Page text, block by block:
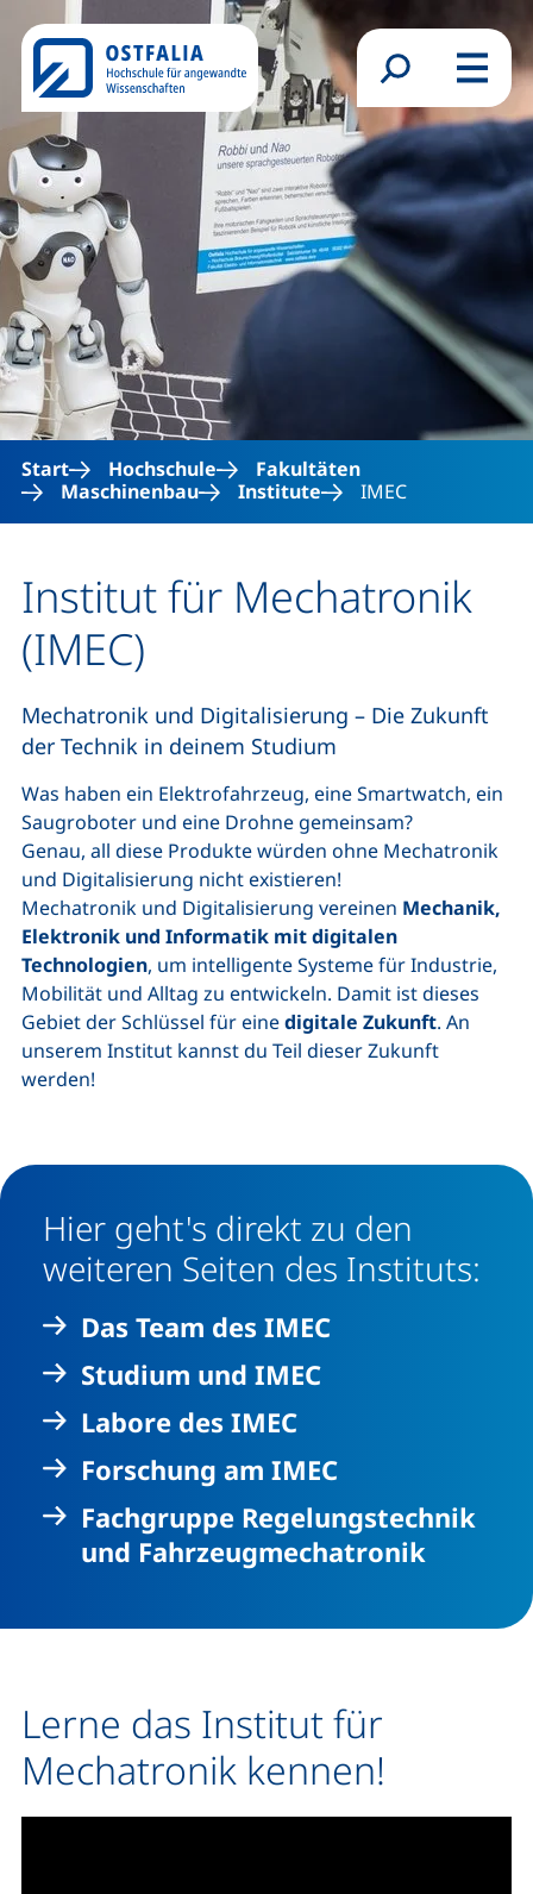
Direkt zum Inhalt
Suchformular
Menü
Start Hochschule
Fakultäten
Maschinenbau
Institute IMEC
Institut für Mechatronik
(IMEC)
Mechatronik und Digitalisierung – Die Zukunft
der Technik in deinem Studium
Was haben ein Elektrofahrzeug, eine Smartwatch, ein
Saugroboter und eine Drohne gemeinsam?
Genau, all diese Produkte würden ohne Mechatronik
und Digitalisierung nicht existieren!
Mechatronik und Digitalisierung vereinen Mechanik,
Elektronik und Informatik mit digitalen
Technologien, um intelligente Systeme für Industrie,
Mobilität und Alltag zu entwickeln. Damit ist dieses
Gebiet der Schlüssel für einedigitale Zukunft. An
unserem Institut kannst du Teil dieser Zukunft
werden!
Hier geht's direkt zu den
weiteren Seiten des Instituts:
Das Team des IMEC
Studium und IMEC
Labore des IMEC
Forschung am IMEC
Fachgruppe Regelungstechnik
und Fahrzeugmechatronik
Lerne das Institut für
Mechatronik kennen!